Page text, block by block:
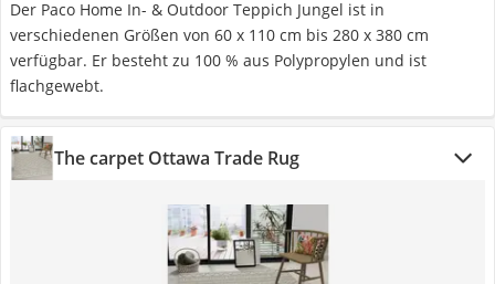
Der Paco Home In- & Outdoor Teppich Jungel ist in
verschiedenen Größen von 60 x 110 cm bis 280 x 380 cm
verfügbar. Er besteht zu 100 % aus Polypropylen und ist
flachgewebt.
The carpet Ottawa Trade Rug